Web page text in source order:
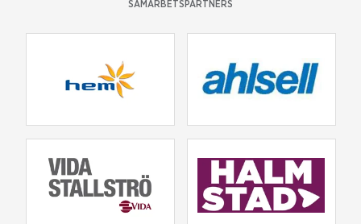
SAMARBETSPARTNERS